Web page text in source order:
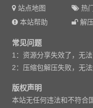
站点地图 热
本站帮助
解
常见问题
1：资源分享失效了，无法
2：压缩包解压失败，无
版权声明
本站无任何违法和不符合